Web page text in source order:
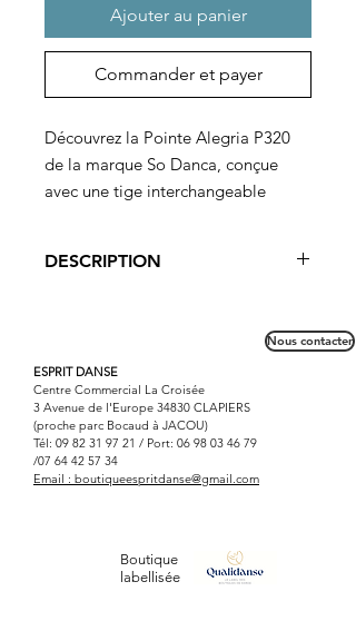
Ajouter au panier
Commander et payer
Découvrez la Pointe Alegria P320
de la marque So Danca, conçue
avec une tige interchangeable
vie prolongée de la pointe et une
l'échauffement, les répétitions ou
les performances sur scène. Cette
pointe convient particulièrement
aux danseuses avancées à
expérimentées, offrant un soutien et
une flexibilité idéale pour des
DESCRIPTION
possibilité de choisir la dureté du
cambrion. Ainsi, selon les exercices
travaillés et le contexte ( concours,
gala, audition) la danseuse opte pour
un cambrion adaté à la situation.
Livrée avec 2 jeux de cambrion ; mi-
souple et mi- rigide.
Nous contacter
ESPRIT DANSE
Centre Commercial La Croisée
3 Avenue de l'Europe 34830 CLAPIERS
(proche parc Bocaud à JACOU)
Tél: 09 82 31 97 21 / Port: 06 98 03 46 79
/07 64 42 57 34
Email : boutiqueespritdanse@gmail.com
Boutique
labellisée